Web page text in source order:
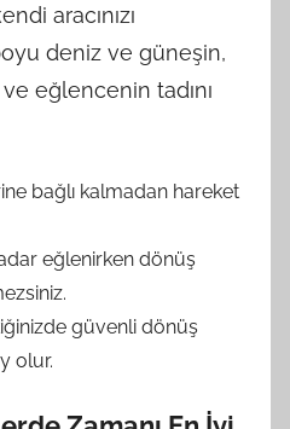
aracınızı
deniz ve güneşin,
eğlencenin tadını
bağlı kalmadan hareket
eğlenirken dönüş
güvenli dönüş
olur.